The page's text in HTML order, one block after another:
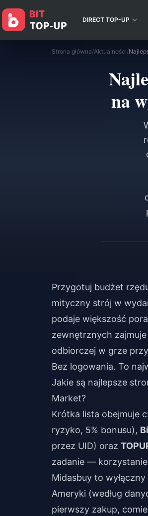
DIRECT TOP-UP
Strona główna/Aktualności/
na
Przygotuj budżet
mityczny strój w
podaje większość
zewnętrznych
odbiorczej w grze
Bez logowania. To
Jakie są najlepsze
Market?
Krótka lista obejmuje
ryzyko, 5% bonusu),
przez UID) oraz
zadanie —
Midasbuy to
Ameryki (według
pierwszy zakup,